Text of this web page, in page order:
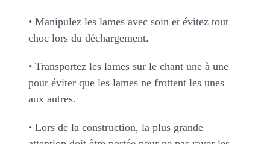
• Manipulez les lames avec soin et évitez tout
choc lors du déchargement.
• Transportez les lames sur le chant une à une
pour éviter que les lames ne frottent les unes
aux autres.
• Lors de la construction, la plus grande